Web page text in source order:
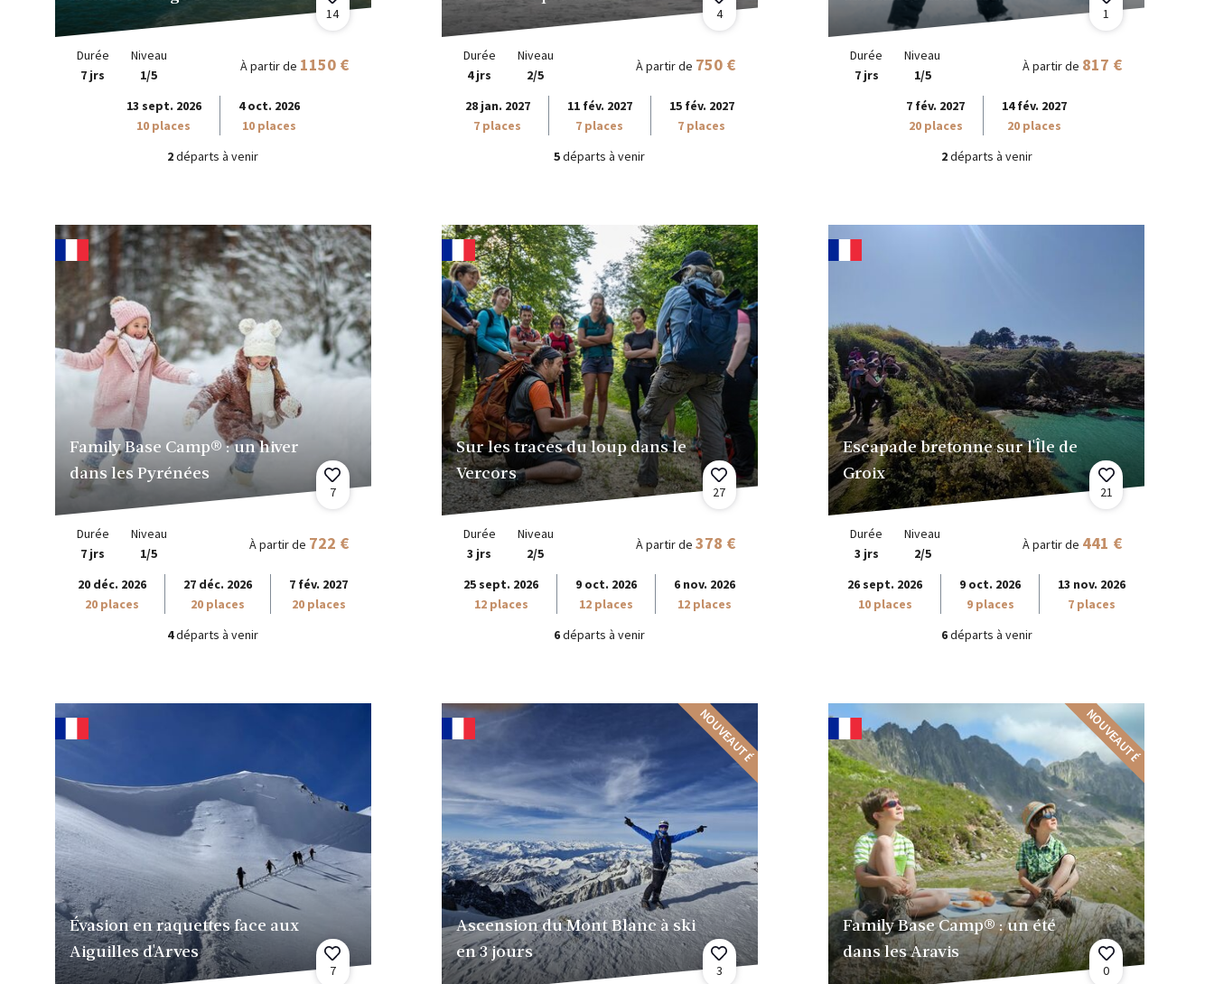
14
Durée
7 jrs
Niveau
1/5
À partir de 1150 €
13 sept. 2026
10 places
4 oct. 2026
10 places
2départs à venir
4
Durée
4 jrs
Niveau
2/5
À partir de 750 €
28 jan. 2027
7 places
11 fév. 2027
7 places
15 fév. 2027
7 places
5départs à venir
1
Durée
7 jrs
Niveau
1/5
À partir de 817 €
7 fév. 2027
20 places
14 fév. 2027
20 places
2départs à venir
Family Base Camp® : un hiver
dans les Pyrénées
7
Durée
7 jrs
Niveau
1/5
À partir de 722 €
20 déc. 2026
20 places
27 déc. 2026
20 places
7 fév. 2027
20 places
4départs à venir
Sur les traces du loup dans le
Vercors
27
Durée
3 jrs
Niveau
2/5
À partir de 378 €
25 sept. 2026
12 places
9 oct. 2026
12 places
6 nov. 2026
12 places
6départs à venir
Escapade bretonne sur l'Île de
Groix
21
Durée
3 jrs
Niveau
2/5
À partir de 441 €
26 sept. 2026
10 places
9 oct. 2026
9 places
13 nov. 2026
7 places
6départs à venir
Évasion en raquettes face aux
Aiguilles d'Arves
7
NOUVEAUTÉ
Ascension du Mont Blanc à ski
en 3 jours
3
NOUVEAUTÉ
Family Base Camp® : un été
dans les Aravis
0